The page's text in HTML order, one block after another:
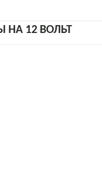
НА 12 ВОЛЬТ